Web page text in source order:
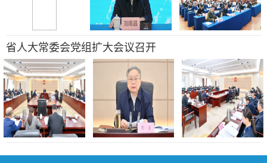
省人大常委会党组扩大会议召开